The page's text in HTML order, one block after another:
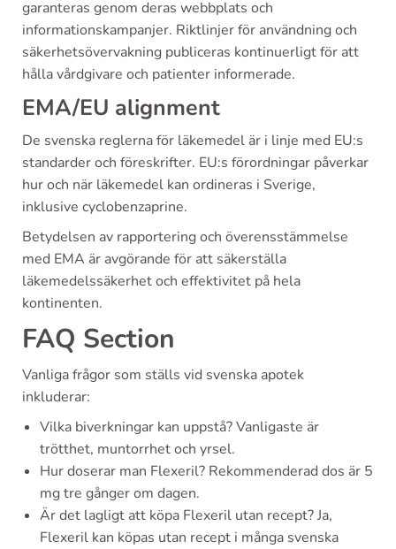
garanteras genom deras webbplats och
informationskampanjer. Riktlinjer för användning och
säkerhetsövervakning publiceras kontinuerligt för att
hålla vårdgivare och patienter informerade.
EMA/EU alignment
De svenska reglerna för läkemedel är i linje med EU:s
standarder och föreskrifter. EU:s förordningar påverkar
hur och när läkemedel kan ordineras i Sverige,
inklusive cyclobenzaprine.
Betydelsen av rapportering och överensstämmelse
med EMA är avgörande för att säkerställa
läkemedelssäkerhet och effektivitet på hela
kontinenten.
FAQ Section
Vanliga frågor som ställs vid svenska apotek
inkluderar:
Vilka biverkningar kan uppstå? Vanligaste är
trötthet, muntorrhet och yrsel.
Hur doserar man Flexeril? Rekommenderad dos är 5
mg tre gånger om dagen.
Är det lagligt att köpa Flexeril utan recept? Ja,
Flexeril kan köpas utan recept i många svenska